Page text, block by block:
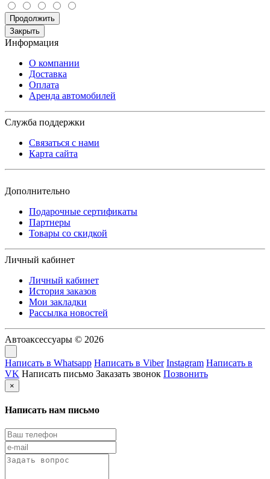
Продолжить
Закрыть
Информация
О компании
Доставка
Оплата
Аренда автомобилей
Служба поддержки
Связаться с нами
Карта сайта
Дополнительно
Подарочные сертификаты
Партнеры
Товары со скидкой
Личный кабинет
Личный кабинет
История заказов
Мои закладки
Рассылка новостей
Автоаксессуары © 2026
Написать в Whatsapp Написать в Viber Instagram Написать в
VK Написать письмо Заказать звонок Позвонить
×
Написать нам письмо